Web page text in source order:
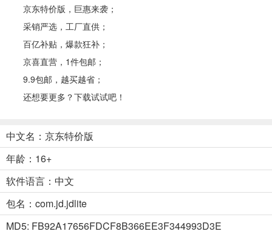
京东特价版，巨惠来袭；
采销严选，工厂直供；
百亿补贴，爆款狂补；
京喜直营，1件包邮；
9.9包邮，越买越省；
还想要更多？下载试试吧！
中文名：京东特价版
年龄：16+
软件语言：中文
包名：com.jd.jdlite
MD5: FB92A17656FDCF8B366EE3F344993D3E